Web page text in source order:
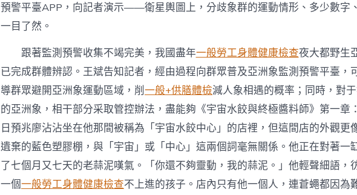
預警平臺APP，向記者演示——衛星輿圖上，分歧象群的運動情形、多少數字
一目了然。
跟著監測預警收集不竭完美，我國盡年一般勞工身體健康檢查夜大都野生
已完成群體辨認。王斌告知記者，經由過程向群眾普及亞洲象監測預警平臺，
導群眾避開亞洲象運動區域，削一般+供膳體檢減人象相遇的概率；同時，對
的亞洲象，相干部分采取管控辦法，盡能夠《宇宙水餃與終極醬料師》第一章
日預兆廖沾沾坐在他那間被稱為「宇宙水餃中心」的店裡，但這間店的外觀更
遺棄的藍色塑膠棚，與「宇宙」或「中心」這兩個詞毫無關係。他正在對著一
了七個月又七天的老蒜泥嘆氣。「你還不夠靈動，我的蒜泥。」他輕聲細語，
一個一般勞工身體健康檢查不上進的孩子。店內只有他一個人，連蒼蠅都因為